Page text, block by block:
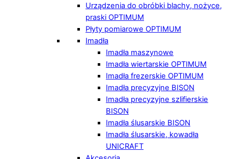
Urządzenia do obróbki blachy, nożyce,
praski OPTIMUM
Płyty pomiarowe OPTIMUM
Imadła
Imadła maszynowe
Imadła wiertarskie OPTIMUM
Imadła frezerskie OPTIMUM
Imadła precyzyjne BISON
Imadła precyzyjne szlifierskie
BISON
Imadła ślusarskie BISON
Imadła ślusarskie, kowadła
UNICRAFT